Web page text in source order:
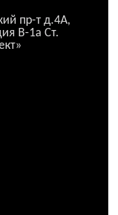
пр-т д.4А,
В-1а Ст.